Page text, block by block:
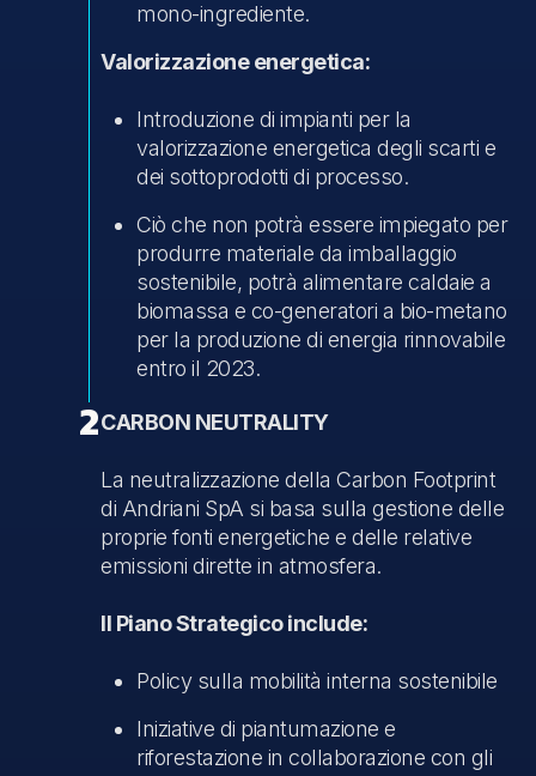
mono-ingrediente.
Valorizzazione energetica:
Introduzione di impianti per la
valorizzazione energetica degli scarti e
dei sottoprodotti di processo.
Ciò che non potrà essere impiegato per
produrre materiale da imballaggio
sostenibile, potrà alimentare caldaie a
biomassa e co-generatori a bio-metano
per la produzione di energia rinnovabile
entro il 2023.
2CARBON NEUTRALITY
La neutralizzazione della Carbon Footprint
di Andriani SpA si basa sulla gestione delle
proprie fonti energetiche e delle relative
emissioni dirette in atmosfera.
Il Piano Strategico include:
Policy sulla mobilità interna sostenibile
Iniziative di piantumazione e
riforestazione in collaborazione con gli